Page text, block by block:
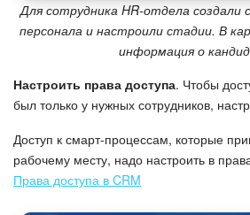
Для сотрудника HR-отдела создали
персонала и настроили стадии. В
информация о
Настроить права доступа. Чтобы
был только у нужных сотрудников,
Доступ к смарт-процессам, которые
рабочему месту, надо настроить в
Права доступа в CRM